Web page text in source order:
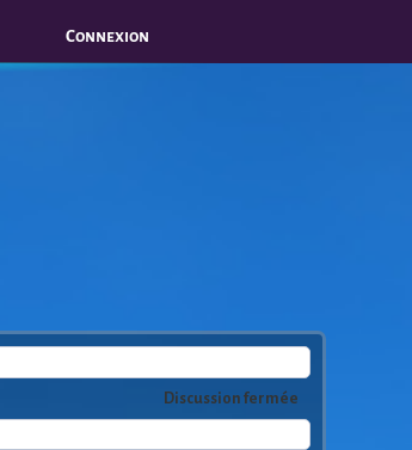
Connexion
Discussion fermée